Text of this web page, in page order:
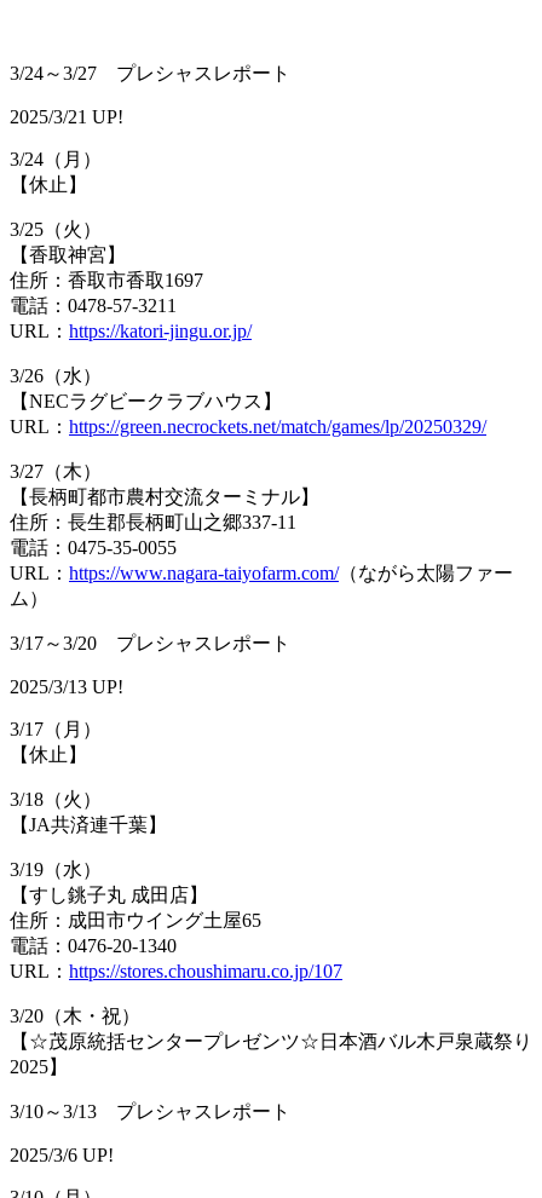
3/24～3/27 プレシャスレポート
2025/3/21 UP!
3/24（月）
【休止】
3/25（火）
【香取神宮】
住所：香取市香取1697
電話：0478-57-3211
URL： https://katori-jingu.or.jp/
3/26（水）
【NECラグビークラブハウス】
URL： https://green.necrockets.net/match/games/lp/20250329/
3/27（木）
【長柄町都市農村交流ターミナル】
住所：長生郡長柄町山之郷337-11
電話：0475-35-0055
URL： https://www.nagara-taiyofarm.com/（ながら太陽ファー
ム）
3/17～3/20 プレシャスレポート
2025/3/13 UP!
3/17（月）
【休止】
3/18（火）
【JA共済連千葉】
3/19（水）
【すし銚子丸 成田店】
住所：成田市ウイング土屋65
電話：0476-20-1340
URL： https://stores.choushimaru.co.jp/107
3/20（木・祝）
【☆茂原統括センタープレゼンツ☆日本酒バル木戸泉蔵祭り
2025】
3/10～3/13 プレシャスレポート
2025/3/6 UP!